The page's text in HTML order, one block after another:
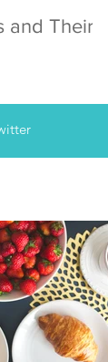
and Their